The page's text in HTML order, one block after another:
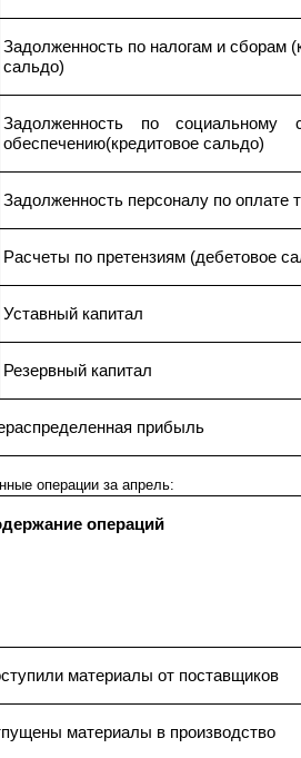
Задолженность по налогам и сборам
сальдо)
Задолженность по социальному
обеспечению(кредитовое сальдо)
Задолженность персоналу по оплате
Расчеты по претензиям (дебетовое
Уставный капитал
Резервный капитал
прибыль
операции за апрель:
операций
материалы от поставщиков
материалы в производство